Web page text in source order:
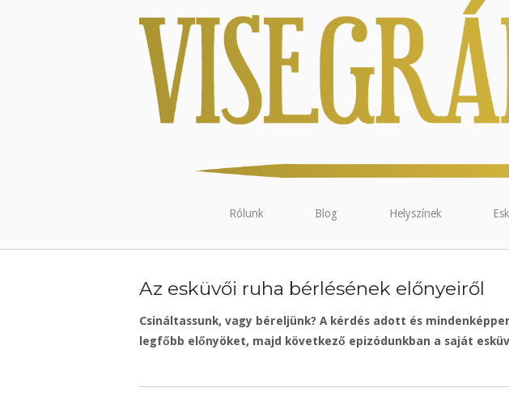
Rólunk Blog Helyszínek
Az esküvői ruha bérlésének előnyeiről
Csináltassunk, vagy béreljünk? A kérdés adott és
legfőbb előnyöket, majd következő epizódunkban a saját